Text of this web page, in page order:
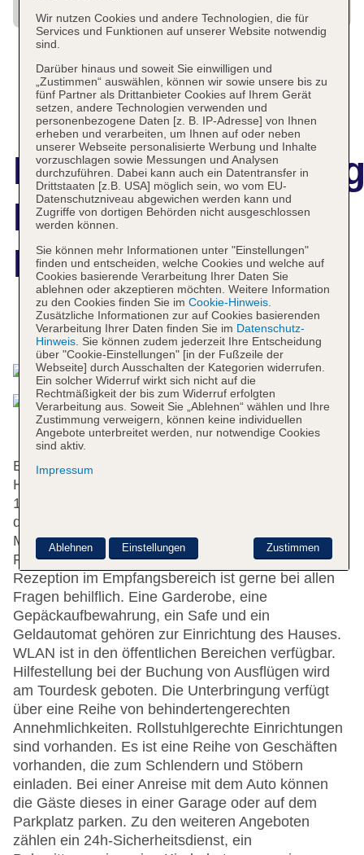
Polonia Palace
Hotel
Das bietet Ihre Unterkunft
Erbaut wurde dieses Cityhotel im Jahre 1913. Das
Hotel bietet 5 Junior-Suiten, 2 Suiten, Apartments,
198 Einzel- und 198 Doppelzimmer auf 7 Etagen,
die mit einem Aufzug erreichbar sind.
Mehrsprachiges Personal (Englisch, Deutsch,
Französisch) an der rund um die Uhr besetzten
Rezeption im Empfangsbereich ist gerne bei allen
Fragen behilflich. Eine Garderobe, eine
Gepäckaufbewahrung, ein Safe und ein
Geldautomat gehören zur Einrichtung des Hauses.
WLAN ist in den öffentlichen Bereichen verfügbar.
Hilfestellung bei der Buchung von Ausflügen wird
am Tourdesk geboten. Die Unterbringung verfügt
über eine Reihe von behindertengerechten
Annehmlichkeiten. Rollstuhlgerechte Einrichtungen
sind vorhanden. Es ist eine Reihe von Geschäften
vorhanden, die zum Schlendern und Stöbern
einladen. Bei einer Anreise mit dem Auto können
die Gäste dieses in einer Garage oder auf dem
Parkplatz parken. Zu den weiteren Angeboten
zählen ein 24h-Sicherheitsdienst, ein
Wir nutzen Cookies und andere Technologien, die für
Services und Funktionen auf unserer Website notwendig
sind.
Darüber hinaus und soweit Sie einwilligen und
„Zustimmen“ auswählen, können wir sowie unsere bis zu
fünf Partner als Drittanbieter Cookies auf Ihrem Gerät
setzen, andere Technologien verwenden und
personenbezogene Daten [z. B. IP-Adresse] von Ihnen
erheben und verarbeiten, um Ihnen auf oder neben
unserer Webseite personalisierte Werbung und Inhalte
vorzuschlagen sowie Messungen und Analysen
durchzuführen. Dabei kann auch ein Datentransfer in
Drittstaaten [z.B. USA] möglich sein, wo vom EU-
Datenschutzniveau abgewichen werden kann und
Zugriffe von dortigen Behörden nicht ausgeschlossen
werden können.
Sie können mehr Informationen unter "Einstellungen"
finden und entscheiden, welche Cookies und welche auf
Cookies basierende Verarbeitung Ihrer Daten Sie
ablehnen oder akzeptieren möchten. Weitere Information
zu den Cookies finden Sie im Cookie-Hinweis.
Zusätzliche Informationen zur auf Cookies basierenden
Verarbeitung Ihrer Daten finden Sie im Datenschutz-
Hinweis. Sie können zudem jederzeit Ihre Entscheidung
über "Cookie-Einstellungen" [in der Fußzeile der
Webseite] durch Ausschalten der Kategorien widerrufen.
Ein solcher Widerruf wirkt sich nicht auf die
Rechtmäßigkeit der bis zum Widerruf erfolgten
Verarbeitung aus. Soweit Sie „Ablehnen“ wählen und Ihre
Zustimmung verweigern, können keine individuellen
Angebote unterbreitet werden, nur notwendige Cookies
sind aktiv.
Impressum
Zustimmen
Ablehnen Einstellungen